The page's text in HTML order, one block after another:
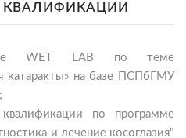
WET LAB по теме
катаракты» на базе ПСПбГМУ
по программе
и лечение косоглазия"